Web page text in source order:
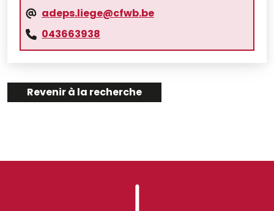
adeps.liege@cfwb.be
043663938
Revenir à la recherche